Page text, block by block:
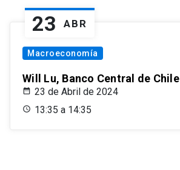
23 ABR
Macroeconomía
Will Lu, Banco Central de Chile
23 de Abril de 2024
13:35 a 14:35